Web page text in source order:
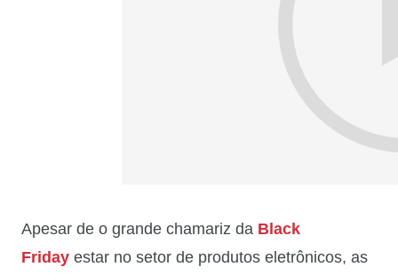
Apesar de o grande chamariz da Black
Friday estar no setor de produtos eletrônicos, as